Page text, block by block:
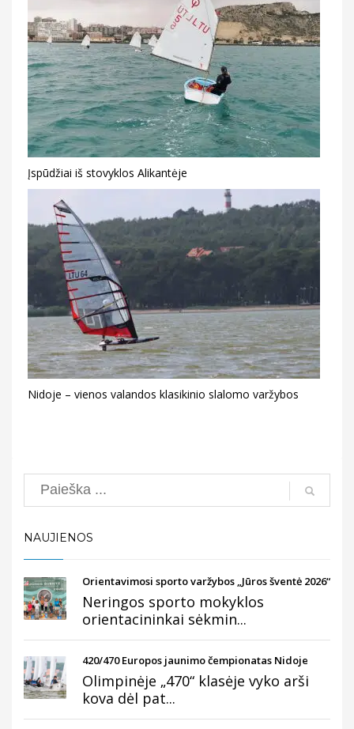
Įspūdžiai iš stovyklos Alikantėje
Nidoje – vienos valandos klasikinio slalomo varžybos
Search
NAUJIENOS
Orientavimosi sporto varžybos „Jūros šventė 2026“
Neringos sporto mokyklos
orientacininkai sėkmin...
420/470 Europos jaunimo čempionatas Nidoje
Olimpinėje „470“ klasėje vyko arši
kova dėl pat...